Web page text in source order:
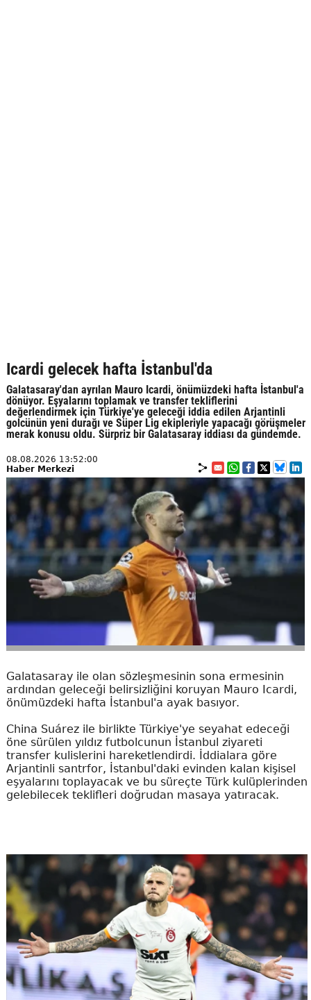
Icardi gelecek hafta İstanbul'da
Galatasaray'dan ayrılan Mauro Icardi, önümüzdeki hafta İstanbul'a
dönüyor. Eşyalarını toplamak ve transfer tekliflerini
değerlendirmek için Türkiye'ye geleceği iddia edilen Arjantinli
golcünün yeni durağı ve Süper Lig ekipleriyle yapacağı görüşmeler
merak konusu oldu. Sürpriz bir Galatasaray iddiası da gündemde.
08.08.2026 13:52:00
Haber Merkezi
Galatasaray ile olan sözleşmesinin sona ermesinin
ardından geleceği belirsizliğini koruyan Mauro Icardi,
önümüzdeki hafta İstanbul'a ayak basıyor.
China Suárez ile birlikte Türkiye'ye seyahat edeceği
öne sürülen yıldız futbolcunun İstanbul ziyareti
transfer kulislerini hareketlendirdi. İddialara göre
Arjantinli santrfor, İstanbul'daki evinden kalan kişisel
eşyalarını toplayacak ve bu süreçte Türk kulüplerinden
gelebilecek teklifleri doğrudan masaya yatıracak.